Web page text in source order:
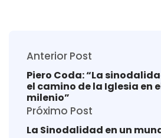
Anterior Post
Piero Coda: “La
el camino de la Iglesia en
milenio”
Próximo Post
La Sinodalidad en un